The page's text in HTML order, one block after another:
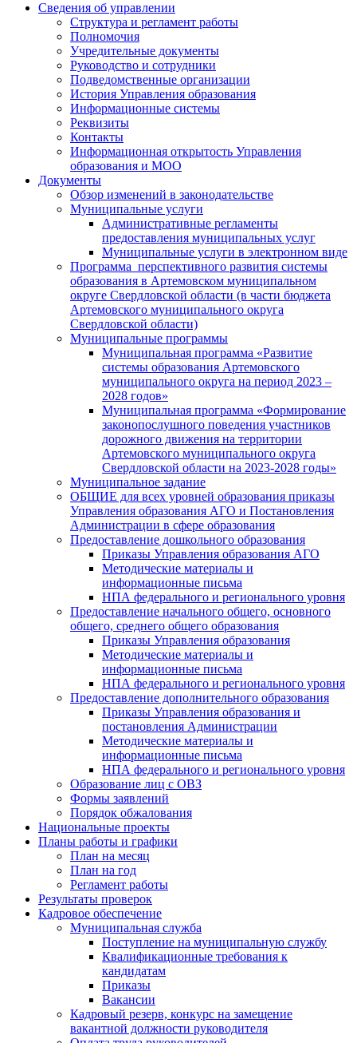
Сведения об управлении
Структура и регламент работы
Полномочия
Учредительные документы
Руководство и сотрудники
Подведомственные организации
История Управления образования
Информационные системы
Реквизиты
Контакты
Информационная открытость Управления
образования и МОО
Документы
Обзор изменений в законодательстве
Муниципальные услуги
Административные регламенты
предоставления муниципальных услуг
Муниципальные услуги в электронном виде
Программа перспективного развития системы
образования в Артемовском муниципальном
округе Свердловской области (в части бюджета
Артемовского муниципального округа
Свердловской области)
Муниципальные программы
Муниципальная программа «Развитие
системы образования Артемовского
муниципального округа на период 2023 –
2028 годов»
Муниципальная программа «Формирование
законопослушного поведения участников
дорожного движения на территории
Артемовского муниципального округа
Свердловской области на 2023-2028 годы»
Муниципальное задание
ОБЩИЕ для всех уровней образования приказы
Управления образования АГО и Постановления
Администрации в сфере образования
Предоставление дошкольного образования
Приказы Управления образования АГО
Методические материалы и
информационные письма
НПА федерального и регионального уровня
Предоставление начального общего, основного
общего, среднего общего образования
Приказы Управления образования
Методические материалы и
информационные письма
НПА федерального и регионального уровня
Предоставление дополнительного образования
Приказы Управления образования и
постановления Администрации
Методические материалы и
информационные письма
НПА федерального и регионального уровня
Образование лиц с ОВЗ
Формы заявлений
Порядок обжалования
Национальные проекты
Планы работы и графики
План на месяц
План на год
Регламент работы
Результаты проверок
Кадровое обеспечение
Муниципальная служба
Поступление на муниципальную службу
Квалификационные требования к
кандидатам
Приказы
Вакансии
Кадровый резерв, конкурс на замещение
вакантной должности руководителя